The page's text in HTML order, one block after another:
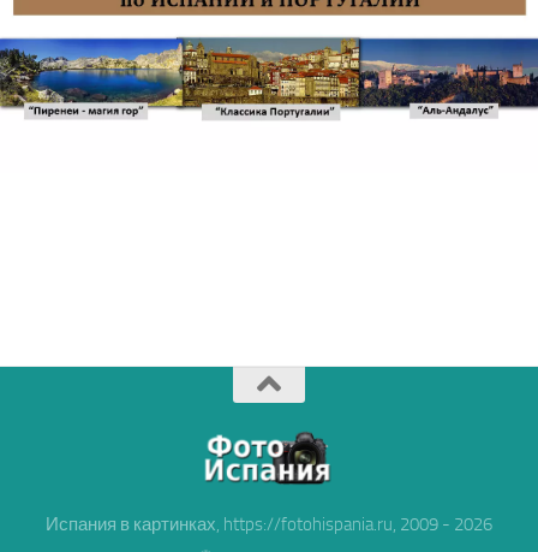
Испания в картинках, https://fotohispania.ru, 2009 - 2026